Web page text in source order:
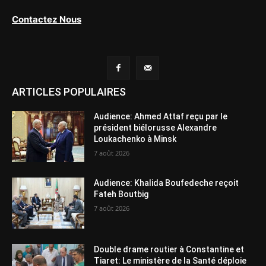
Contactez Nous
ARTICLES POPULAIRES
Audience: Ahmed Attaf reçu par le
président biélorusse Alexandre
Loukachenko à Minsk
7 août 2026
Audience: Khalida Boufedeche reçoit
Fateh Boutbig
7 août 2026
Double drame routier à Constantine et
Tiaret: Le ministère de la Santé déploie